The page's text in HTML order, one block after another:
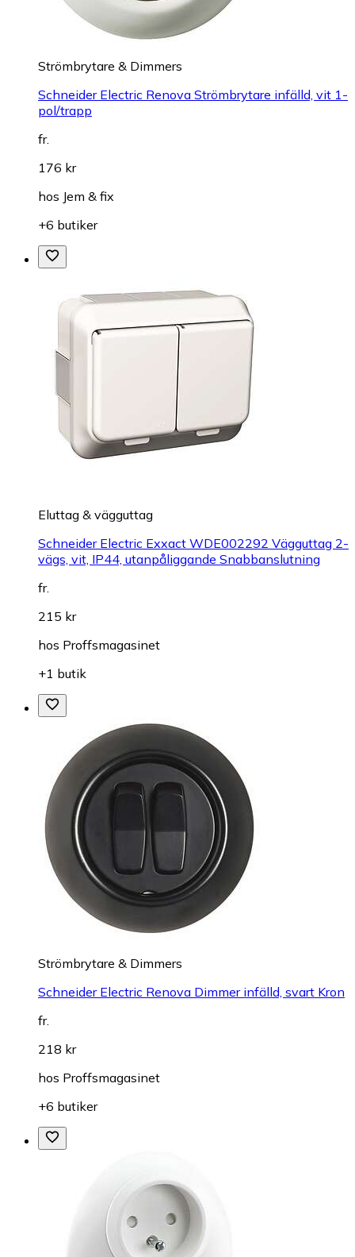
Strömbrytare & Dimmers
Schneider Electric Renova Strömbrytare infälld, vit 1-
pol/trapp
fr.
176 kr
hos Jem & fix
+6 butiker
Eluttag & vägguttag
Schneider Electric Exxact WDE002292 Vägguttag 2-
vägs, vit, IP44, utanpåliggande Snabbanslutning
fr.
215 kr
hos Proffsmagasinet
+1 butik
Strömbrytare & Dimmers
Schneider Electric Renova Dimmer infälld, svart Kron
fr.
218 kr
hos Proffsmagasinet
+6 butiker